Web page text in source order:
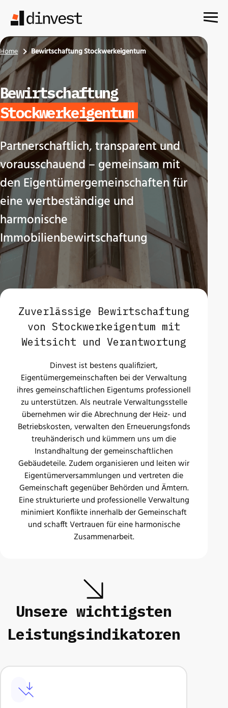
content
Home Bewirtschaftung Stockwerkeigentum
Bewirtschaftung
Stockwerkeigentum
Partnerschaftlich, transparent und
vorausschauend – gemeinsam mit
den Eigentümergemeinschaften für
eine wertbeständige und
harmonische
Immobilienbewirtschaftung
Zuverlässige Bewirtschaftung
von Stockwerkeigentum mit
Weitsicht und Verantwortung
Dinvest ist bestens qualifiziert,
Eigentümergemeinschaften bei der Verwaltung
ihres gemeinschaftlichen Eigentums professionell
zu unterstützen. Als neutrale Verwaltungsstelle
übernehmen wir die Abrechnung der Heiz- und
Betriebskosten, verwalten den Erneuerungsfonds
treuhänderisch und kümmern uns um die
Instandhaltung der gemeinschaftlichen
Gebäudeteile. Zudem organisieren und leiten wir
Eigentümerversammlungen und vertreten die
Gemeinschaft gegenüber Behörden und Ämtern.
Eine strukturierte und professionelle Verwaltung
minimiert Konflikte innerhalb der Gemeinschaft
und schafft Vertrauen für eine harmonische
Zusammenarbeit.
Unsere wichtigsten
Leistungsindikatoren